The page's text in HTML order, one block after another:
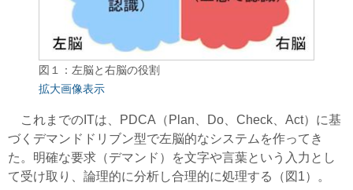
図１：左脳と右脳の役割
拡大画像表示
これまでのITは、PDCA（Plan、Do、Check、Act）に基
づくデマンドドリブン型で左脳的なシステムを作ってき
た。明確な要求（デマンド）を文字や言葉という入力とし
て受け取り、論理的に分析し合理的に処理する（図1）。